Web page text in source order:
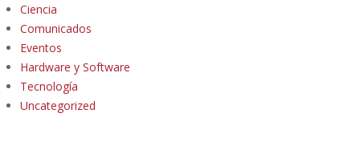
Ciencia
Comunicados
Eventos
Hardware y Software
Tecnología
Uncategorized